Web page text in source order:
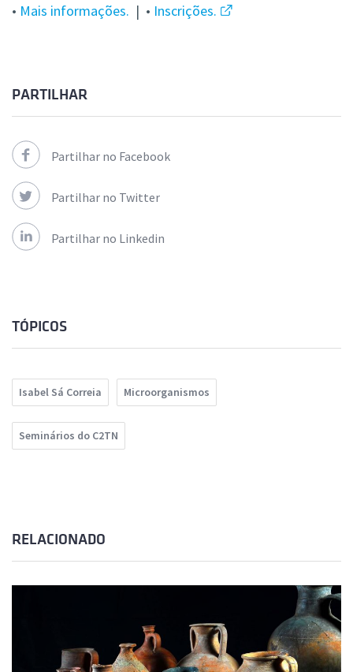
• Mais informações. | • Inscrições.
PARTILHAR
Partilhar no Facebook
Partilhar no Twitter
Partilhar no Linkedin
TÓPICOS
Isabel Sá Correia Microorganismos
Seminários do C2TN
RELACIONADO